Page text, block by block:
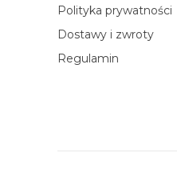
Polityka prywatności
Dostawy i zwroty
Regulamin